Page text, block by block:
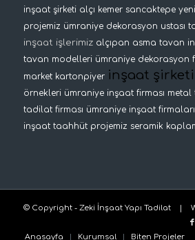
inşaat şirketi alçı kemer sancaktepe
projemiz ümraniye dekorasyon ustası
inşaat işlerimiz alçıpan asma tavan
tavan modelleri ümraniye dekorasyon
market kartonpiyer inşaat şirketi
örnekleri ümraniye inşaat firması metal
tadilat firması ümraniye inşaat firmaları
inşaat taahhüt projemiz seramik
© Copyright - Zeki İnşaat Yapı Tadilat |
Anasayfa Kurumsal Biten Projeler